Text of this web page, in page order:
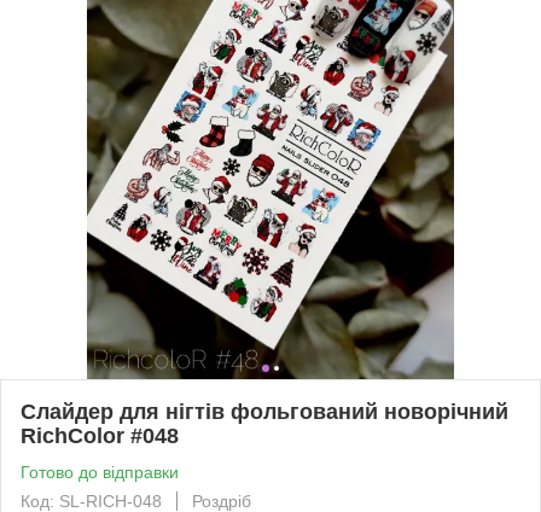
Слайдер для нігтів фольгований новорічний
RichColor #048
Готово до відправки
Код: SL-RICH-048
Роздріб